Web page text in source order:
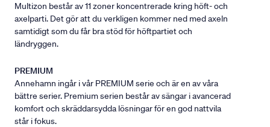
Multizon består av 11 zoner koncentrerade kring höft- och
axelparti. Det gör att du verkligen kommer ned med axeln
samtidigt som du får bra stöd för höftpartiet och
ländryggen.
PREMIUM
Annehamn ingår i vår PREMIUM serie och är en av våra
bättre serier. Premium serien består av sängar i avancerad
komfort och skräddarsydda lösningar för en god nattvila
står i fokus.